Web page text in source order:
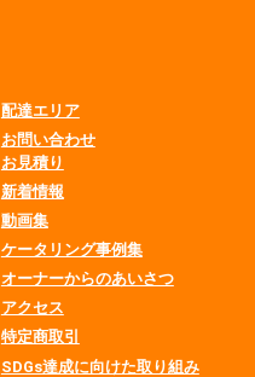
配達エリア
お問い合わせ
お見積り
新着情報
動画集
ケータリング事例集
オーナーからのあいさつ
アクセス
特定商取引
SDGs達成に向けた取り組み